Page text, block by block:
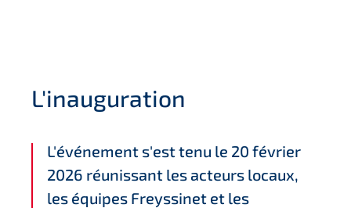
L'inauguration
L'événement s'est tenu le 20 février
2026 réunissant les acteurs locaux,
les équipes Freyssinet et les